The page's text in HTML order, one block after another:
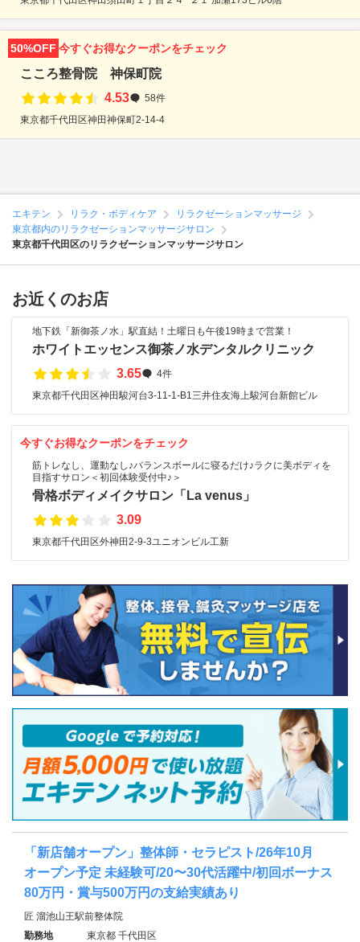
50%OFF 今すぐお得なクーポンをチェック
こころ整骨院 神保町院
4.53
58件
東京都千代田区神田神保町2-14-4
エキテン リラク・ボディケア
リラクゼーションマッサージ
東京都内のリラクゼーションマッサージサロン
東京都千代田区のリラクゼーションマッサージサロン
お近くのお店
地下鉄「新御茶ノ水」駅直結！土曜日も午後19時まで営業！
ホワイトエッセンス御茶ノ水デンタルクリニック
3.65
4件
東京都千代田区神田駿河台3-11-1-B1三井住友海上駿河台新館ビル
今すぐお得なクーポンをチェック
筋トレなし、運動なし♪バランスボールに寝るだけ♪ラクに美ボディを
目指すサロン＜初回体験受付中♪＞
骨格ボディメイクサロン「La venus」
3.09
東京都千代田区外神田2-9-3ユニオンビル工新
「新店舗オープン」整体師・セラピスト/26年10月
オープン予定 未経験可/20〜30代活躍中/初回ボーナス
80万円・賞与500万円の支給実績あり
匠 溜池山王駅前整体院
勤務地
東京都 千代田区